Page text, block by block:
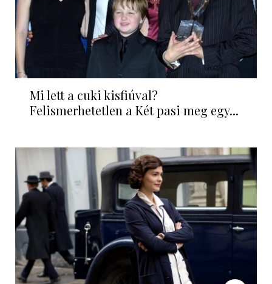
Mi lett a cuki kisfiúval?
Felismerhetetlen a Két pasi meg egy...